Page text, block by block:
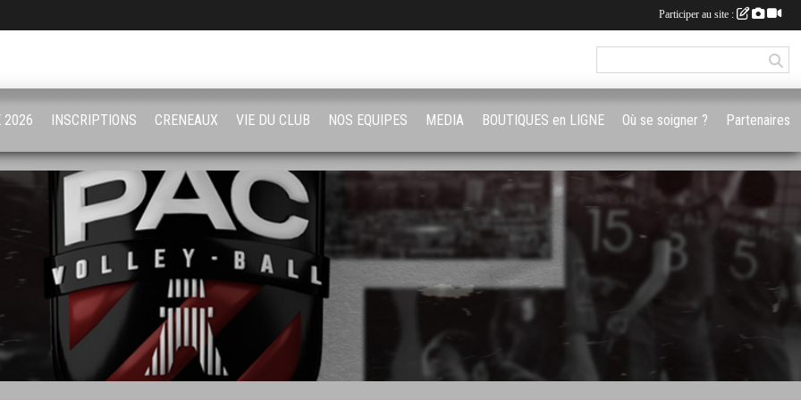
2026 INSCRIPTIONS CRENEAUX VIE DU CLUB NOS EQUIPES MEDIA BOUTIQUES en LIGNE Où se soigner ? Partenaires
Participer au site :